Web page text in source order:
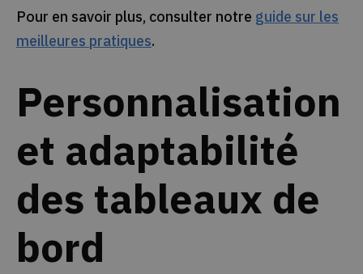
Pour en savoir plus, consulter notre guide sur les
meilleures pratiques.
Personnalisation
et adaptabilité
des tableaux de
bord